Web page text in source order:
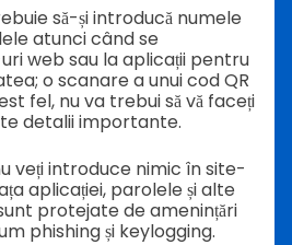
să-și introducă numele
atunci când se
web sau la aplicații pentru
o scanare a unui cod QR
fel, nu va trebui să vă faceți
detalii importante.
veți introduce nimic în site-
aplicației, parolele și alte
protejate de amenințări
phishing și keylogging.